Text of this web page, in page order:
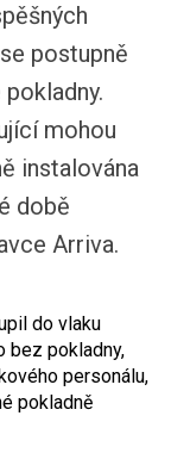
postupně
mohou
instalována
době
Arriva.
do vlaku
bez pokladny,
personálu,
pokladně